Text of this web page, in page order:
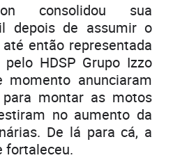
consolidou sua
depois de assumir o
então representada
HDSP Grupo Izzo
momento anunciaram
montar as motos
no aumento da
De lá para cá, a
fortaleceu.